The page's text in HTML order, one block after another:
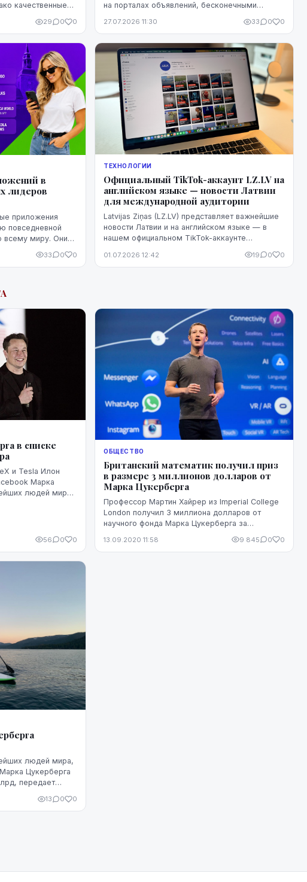
качественные
что конк...
29 0 0
на порталах объявлений, бесконечными
заканчивались разочарованием. Теперь этот
27.07.2026 11:30 33 0 0
в
лидеров
приложения
повседневной
всему миру. Они
раскрывать
33 0 0
ТЕХНОЛОГИИ
Официальный TikTok-аккаунт LZ.LV на
английском языке — новости Латвии
для международной аудитории
Latvijas Ziņas (LZ.LV) представляет важнейшие
новости Латвии и на английском языке — в
нашем официальном TikTok-аккаунте
01.07.2026 12:42 19 0 0
в списке
и Tesla Илон
Марка
людей мира,
56 0 0
ОБЩЕСТВО
Британский математик получил приз
в размере 3 миллионов долларов от
Марка Цукерберга
Профессор Мартин Хайрер из Imperial College
London получил 3 миллиона долларов от
научного фонда Марка Цукерберга за
перемешиванием чашки чая.
13.09.2020 11:58 9 845 0 0
людей мира,
Цукерберга
передает
сос...
13 0 0